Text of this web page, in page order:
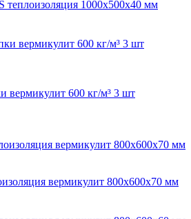
теплоизоляция 1000x500x40 мм
вермикулит 600 кг/м³ 3 шт
вермикулит 800x600x70 мм